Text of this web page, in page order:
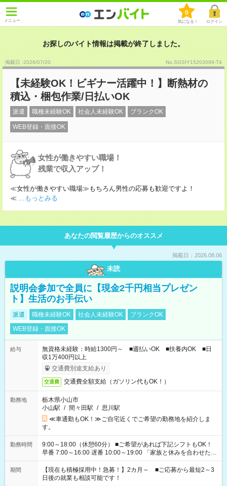
メニュー
0
気になる！ ログイン
お探しのバイト情報は掲載が終了しました。
掲載日 :2026/07/20 No.SGSIY15203099-T4
【未経験OK！ビギナー活躍中！】断熱材の
積込・梱包作業/日払いOK
派遣 職種未経験OK 社会人未経験OK ブランクOK
WEB登録・面接OK
女性が働きやすい職場！
残業で収入アップ！
≪女性が働きやすい職場≫もちろん男性の応募も歓迎ですよ！
≪ ...もっとみる
あなたの閲覧履歴からのオススメ
掲載日：2026.08.06
未読
説明会参加で全員に【現金2千円相当プレゼン
ト】生活のお手伝い
派遣 職種未経験OK 社会人未経験OK
ブランクOK
WEB登録・面接OK
給与
無資格未経験：時給1300円～ ■週払いOK ■扶養内OK ■日
収1万400円以上
交通費別途支給あり
交通費 交通費全額支給（ガソリン代もOK！）
勤務地
栃木県小山市
小山駅 / 間々田駅 / 思川駅
≪車通勤もOK！≫ご自宅近くでご希望の勤務地を紹介しま
す。
勤務時間
9:00～18:00（休憩60分） ■ご希望があれば下記シフトもOK！
早番 7:00～16:00 遅番 10:00～19:00 「家族と休みを合わせた
い」 「余裕を持って夕飯の準備がしたい」 「できれば残業はし
たくない」 など、ご希望を教えてくださいね。 ※Wワーク希望
の方へ 今ご覧のお仕事で希望する勤務時間と、もう1つのお仕事
期間
【現在も積極採用中！急募！】2カ月～ ■ご応募から最短2～3
日後の就業も相談可能です！